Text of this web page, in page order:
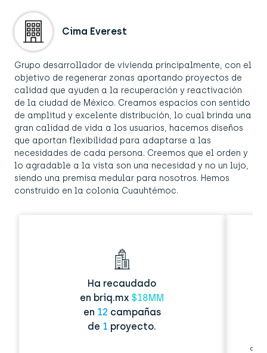
Cima Everest
Grupo desarrollador de vivienda principalmente, con el
objetivo de regenerar zonas aportando proyectos de
calidad que ayuden a la recuperación y reactivación
de la ciudad de México. Creamos espacios con sentido
de amplitud y excelente distribución, lo cual brinda una
gran calidad de vida a los usuarios, hacemos diseños
que aportan flexibilidad para adaptarse a las
necesidades de cada persona. Creemos que el orden y
lo agradable a la vista son una necesidad y no un lujo,
siendo una premisa medular para nosotros. Hemos
construido en la colonia Cuauhtémoc.
Ha recaudado
en briq.mx $18MM
en 12 campañas
de 1 proyecto.
de